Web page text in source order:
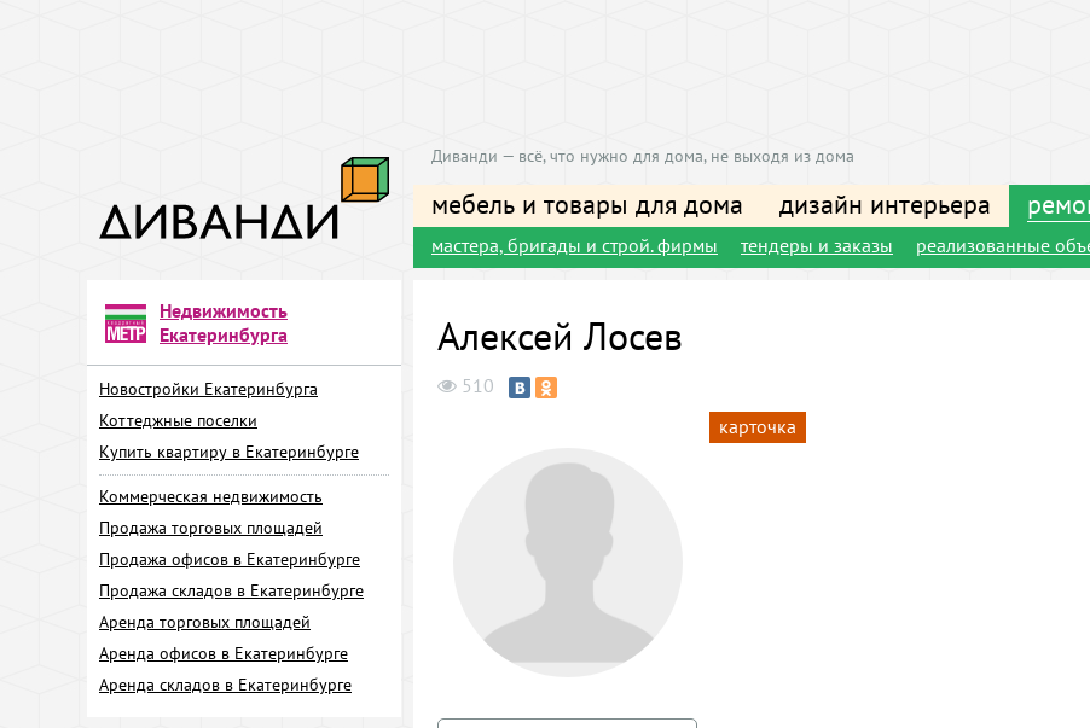
Диванди — всё, что нужно для дома, не выходя из дома
мебель и товары для дома дизайн интерьера
мастера, бригады и строй. фирмы тендеры и заказы реализованные
Недвижимость
Екатеринбурга
Новостройки Екатеринбурга
Коттеджные поселки
Купить квартиру в Екатеринбурге
Коммерческая недвижимость
Продажа торговых площадей
Продажа офисов в Екатеринбурге
Продажа складов в Екатеринбурге
Аренда торговых площадей
Аренда офисов в Екатеринбурге
Аренда складов в Екатеринбурге
Алексей Лосев
510
карточка